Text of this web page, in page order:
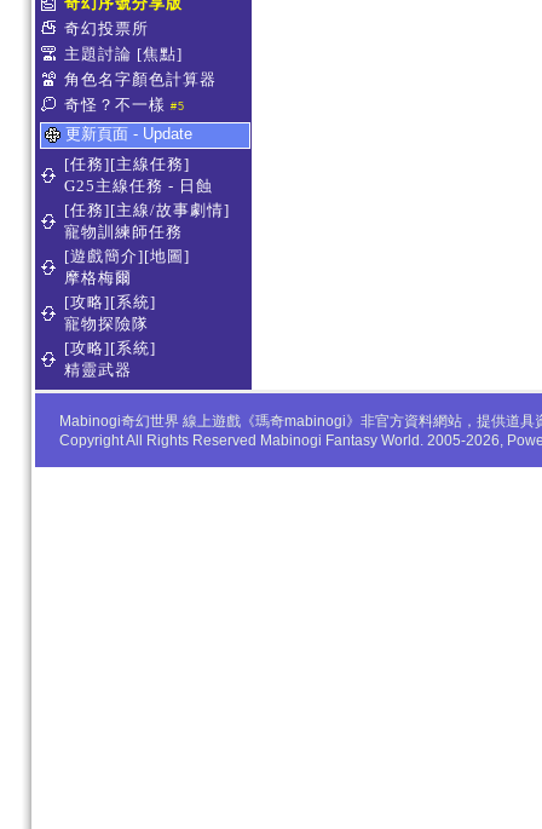
奇幻投票所
主題討論 [焦點]
角色名字顏色計算器
奇怪？不一樣 #5
更新頁面 - Update
[任務][主線任務]
G25主線任務 - 日蝕
[任務][主線/故事劇情]
寵物訓練師任務
[遊戲簡介][地圖]
摩格梅爾
[攻略][系統]
寵物探險隊
[攻略][系統]
精靈武器
Mabinogi奇幻世界 線上遊戲《瑪奇mabinogi》非官方資料網站，提供道
Copyright All Rights Reserved Mabinogi Fantasy World. 2005-2026,